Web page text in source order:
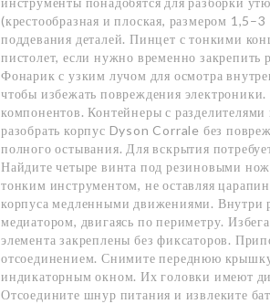
(крестообразная и плоская, размером
поддевания деталей. Пинцет с тонкими
пистолет, если нужно временно закрепить
Фонарик с узким лучом для осмотра
чтобы избежать повреждения
компонентов. Контейнеры с
разобрать корпус Dyson Corrale без
полного остывания. Для вскрытия
Найдите четыре винта под резиновыми
тонким инструментом, не оставляя
корпуса медленными движениями. Внутри
медиатором, двигаясь по периметру.
элемента закреплены без фиксаторов.
отсоединением. Снимите переднюю
индикаторным окном. Их головки имеют
Отсоедините шнур питания и извлеките